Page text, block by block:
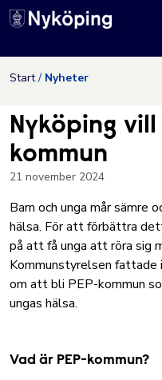
Nyköpings
Start Nyheter
Nyköping vill
kommun
21 november 2024
Barn och unga mår sämre
hälsa. För att förbättra
på att få unga att röra sig
Kommunstyrelsen fattade
om att bli PEP-kommun
ungas hälsa.
Vad är PEP-kommun?